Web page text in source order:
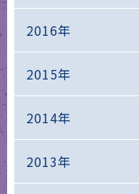
2016年
2015年
2014年
2013年